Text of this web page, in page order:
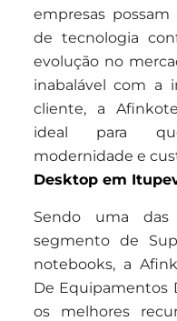
empresas possam
de tecnologia
evolução no
inabalável com a
cliente, a
ideal para
modernidade e
Desktop em
Sendo uma das
segmento de
notebooks, a
De Equipamentos
os melhores